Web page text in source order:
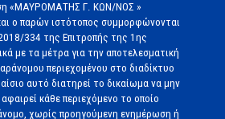
«ΜΑΥΡΟΜΑΤΗΣ Γ. ΚΩΝ/ΝΟΣ »
ο παρών ιστότοπος συμμορφώνονται
334 της Επιτροπής της 1ης
με τα μέτρα για την αποτελεσματική
περιεχομένου στο διαδίκτυο
αυτό διατηρεί το δικαίωμα να μην
κάθε περιεχόμενο το οποίο
χωρίς προηγούμενη ενημέρωση ή